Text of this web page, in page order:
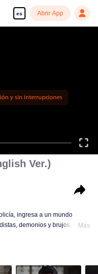
es Abrir App
Ver.)
ingresa a un mundo
demonios y brujos.
y así convertirse en un
Más